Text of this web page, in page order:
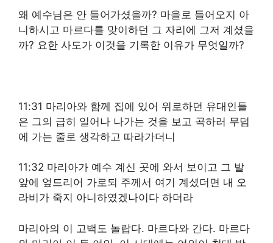
왜 예수님은 안 들어가셨을까? 마을로 들어오지 아
니하시고 마르다를 맞이하던 그 자리에 그저 계셨을
까? 요한 사도가 이것을 기록한 이유가 무엇일까?
11:31 마리아와 함께 집에 있어 위로하던 유대인들
은 그의 급히 일어나 나가는 것을 보고 곡하러 무덤
에 가는 줄로 생각하고 따라가더니
11:32 마리아가 예수 계신 곳에 와서 보이고 그 발
앞에 엎드리어 가로되 주께서 여기 계셨더면 내 오
라비가 죽지 아니하였겠나이다 하더라
마리아의 이 고백도 놀랍다. 마르다와 간다. 마르다